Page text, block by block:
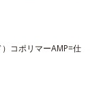
コポリマーAMP=仕